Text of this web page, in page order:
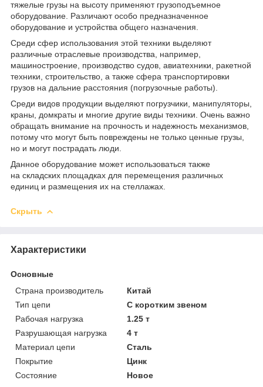
тяжелые грузы на высоту применяют грузоподъемное
оборудование. Различают особо предназначенное
оборудование и устройства общего назначения.
Среди сфер использования этой техники выделяют
различные отраслевые производства, например,
машиностроение, производство судов, авиатехники, ракетной
техники, строительство, а также сфера транспортировки
грузов на дальние расстояния (погрузочные работы).
Среди видов продукции выделяют погрузчики, манипуляторы,
краны, домкраты и многие другие виды техники. Очень важно
обращать внимание на прочность и надежность механизмов,
потому что могут быть повреждены не только ценные грузы,
но и могут пострадать люди.
Данное оборудование может использоваться также
на складских площадках для перемещения различных
единиц и размещения их на стеллажах.
Скрыть
Характеристики
Основные
Страна производитель
Китай
Тип цепи
С коротким звеном
Рабочая нагрузка
1.25 т
Разрушающая нагрузка
4 т
Материал цепи
Сталь
Покрытие
Цинк
Состояние
Новое